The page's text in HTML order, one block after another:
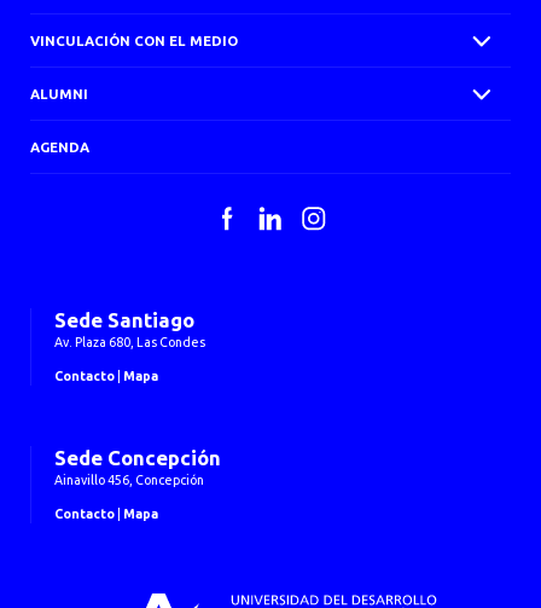
VINCULACIÓN CON EL MEDIO
ALUMNI
AGENDA
FacebookLinkedInInstagram
Sede Santiago
Av. Plaza 680, Las Condes
Contacto Mapa
Sede Concepción
Ainavillo 456, Concepción
Contacto Mapa